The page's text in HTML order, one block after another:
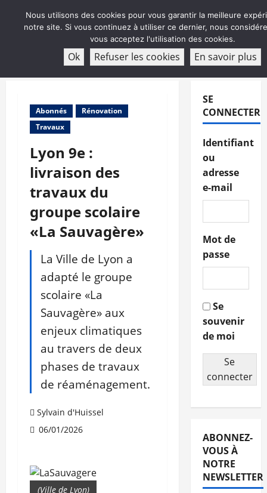
ABONNEMENT
Abonnés
Rénovation
Travaux
Lyon 9e :
livraison des
travaux du
groupe scolaire
«La Sauvagère»
La Ville de Lyon a
adapté le groupe
scolaire «La
Sauvagère» aux
enjeux climatiques
au travers de deux
phases de travaux
de réaménagement.
Sylvain d'Huissel
06/01/2026
(Ville de Lyon)
SE
CONNECTER
Identifiant
ou
adresse
e-mail
Mot de
passe
Se
souvenir
de moi
Se
connecter
ABONNEZ-
VOUS À
NOTRE
NEWSLETTER
Nous utilisons des cookies pour vous garantir la meilleure
notre site. Si vous continuez à utiliser ce dernier, nous
vous acceptez l'utilisation des cookies.
Ok Refuser les cookies En savoir plus